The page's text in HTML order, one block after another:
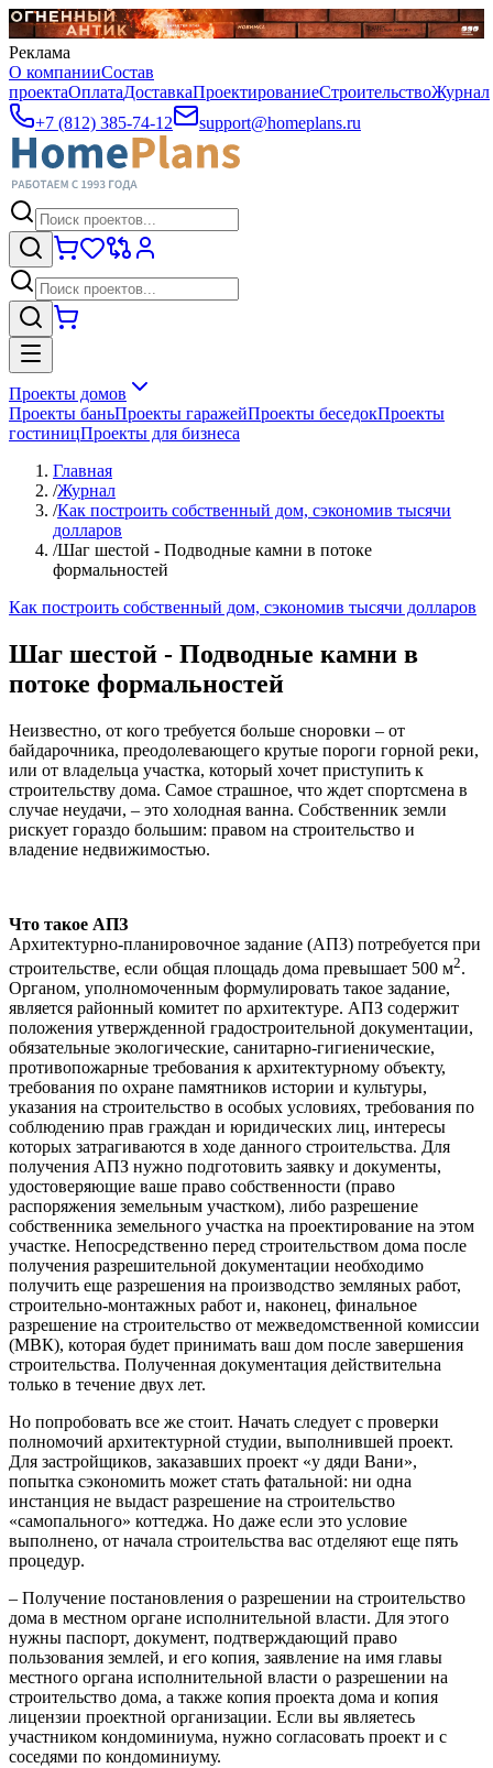
Реклама
О компанииСостав
проектаОплатаДоставкаПроектированиеСтроительствоЖурнал
+7 (812) 385-74-12
support@homeplans.ru
Проекты домов
Проекты баньПроекты гаражейПроекты беседокПроекты
гостиницПроекты для бизнеса
Главная
/Журнал
/Как построить собственный дом, сэкономив тысячи
долларов
/Шаг шестой - Подводные камни в потоке
формальностей
Как построить собственный дом, сэкономив тысячи долларов
Шаг шестой - Подводные камни в
потоке формальностей
Неизвестно, от кого требуется больше сноровки – от
байдарочника, преодолевающего крутые пороги горной реки,
или от владельца участка, который хочет приступить к
строительству дома. Самое страшное, что ждет спортсмена в
случае неудачи, – это холодная ванна. Собственник земли
рискует гораздо большим: правом на строительство и
владение недвижимостью.
Что такое АПЗ
Архитектурно-планировочное задание (АПЗ) потребуется при
строительстве, если общая площадь дома превышает 500 м2.
Органом, уполномоченным формулировать такое задание,
является районный комитет по архитектуре. АПЗ содержит
положения утвержденной градостроительной документации,
обязательные экологические, санитарно-гигиенические,
противопожарные требования к архитектурному объекту,
требования по охране памятников истории и культуры,
указания на строительство в особых условиях, требования по
соблюдению прав граждан и юридических лиц, интересы
которых затрагиваются в ходе данного строительства. Для
получения АПЗ нужно подготовить заявку и документы,
удостоверяющие ваше право собственности (право
распоряжения земельным участком), либо разрешение
собственника земельного участка на проектирование на этом
участке. Непосредственно перед строительством дома после
получения разрешительной документации необходимо
получить еще разрешения на производство земляных работ,
строительно-монтажных работ и, наконец, финальное
разрешение на строительство от межведомственной комиссии
(МВК), которая будет принимать ваш дом после завершения
строительства. Полученная документация действительна
только в течение двух лет.
Но попробовать все же стоит. Начать следует с проверки
полномочий архитектурной студии, выполнившей проект.
Для застройщиков, заказавших проект «у дяди Вани»,
попытка сэкономить может стать фатальной: ни одна
инстанция не выдаст разрешение на строительство
«самопального» коттеджа. Но даже если это условие
выполнено, от начала строительства вас отделяют еще пять
процедур.
– Получение постановления о разрешении на строительство
дома в местном органе исполнительной власти. Для этого
нужны паспорт, документ, подтверждающий право
пользования землей, и его копия, заявление на имя главы
местного органа исполнительной власти о разрешении на
строительство дома, а также копия проекта дома и копия
лицензии проектной организации. Если вы являетесь
участником кондоминиума, нужно согласовать проект и с
соседями по кондоминиуму.